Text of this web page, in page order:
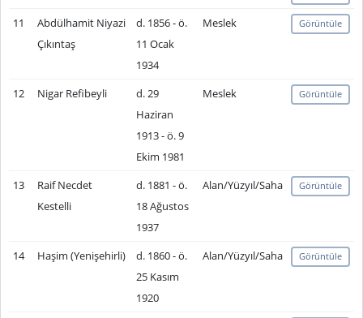
11
Abdülhamit Niyazi
Çıkıntaş
d. 1856 - ö.
11 Ocak
1934
Meslek Görüntüle
12 Nigar Refibeyli
d. 29
Haziran
1913 - ö. 9
Ekim 1981
Meslek Görüntüle
13
Raif Necdet
Kestelli
d. 1881 - ö.
18 Ağustos
1937
Alan/Yüzyıl/Saha Görüntüle
14 Haşim (Yenişehirli)
d. 1860 - ö.
25 Kasım
1920
Alan/Yüzyıl/Saha Görüntüle